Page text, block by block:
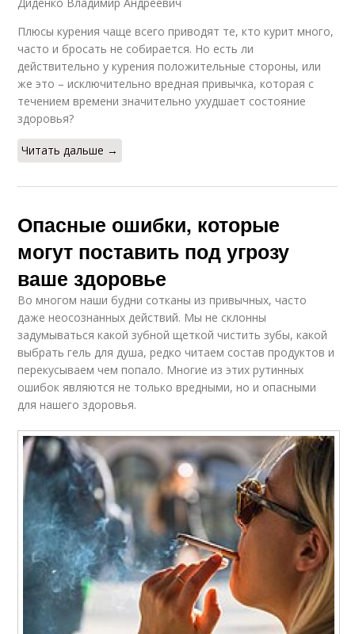
Плюсы курения чаще всего приводят те, кто курит много,
часто и бросать не собирается. Но есть ли
действительно у курения положительные стороны, или
же это – исключительно вредная привычка, которая с
течением времени значительно ухудшает состояние
здоровья?
Читать дальше →
Опасные ошибки, которые
могут поставить под угрозу
ваше здоровье
Во многом наши будни сотканы из привычных, часто
даже неосознанных действий. Мы не склонны
задумываться какой зубной щеткой чистить зубы, какой
выбрать гель для душа, редко читаем состав продуктов и
перекусываем чем попало. Многие из этих рутинных
ошибок являются не только вредными, но и опасными
для нашего здоровья.